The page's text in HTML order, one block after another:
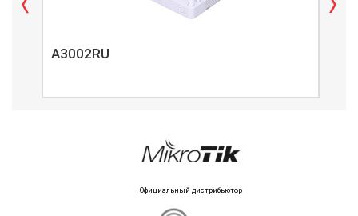
A3002RU
Официальный дистрибьютор